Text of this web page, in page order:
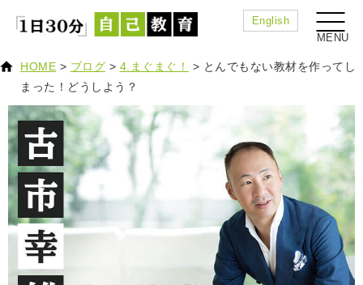
English
HOME > ブログ > 4.まぐまぐ！ > とんでもない教材を作ってし
まった！どうしよう？